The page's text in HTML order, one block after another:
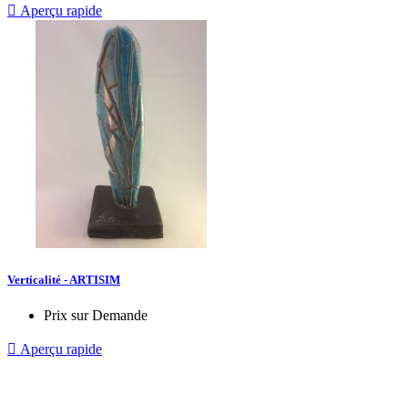
 Aperçu rapide
Verticalité - ARTISIM
Prix sur Demande
 Aperçu rapide